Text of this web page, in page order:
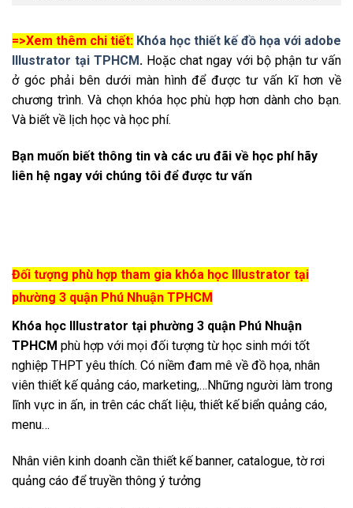
=>Xem thêm chi tiết: Khóa học thiết kế đồ họa với adobe
Illustrator tại TPHCM . Hoặc chat ngay với bộ phận tư vấn
ở góc phải bên dưới màn hình để được tư vấn kĩ hơn về
chương trình. Và chọn khóa học phù hợp hơn dành cho bạn.
Và biết về lịch học và học phí.
Bạn muốn biết thông tin và các ưu đãi về học phí hãy
liên hệ ngay với chúng tôi để được tư vấn
Đối tượng phù hợp tham gia khóa học Illustrator tại
phường 3 quận Phú Nhuận TPHCM
Khóa học Illustrator tại phường 3 quận Phú Nhuận
TPHCM phù hợp với mọi đối tượng từ học sinh mới tốt
nghiệp THPT yêu thích. Có niềm đam mê về đồ họa, nhân
viên thiết kế quảng cáo, marketing,…Những người làm trong
lĩnh vực in ấn, in trên các chất liệu, thiết kế biển quảng cáo,
menu…
Nhân viên kinh doanh cần thiết kế banner, catalogue, tờ rơi
quảng cáo để truyền thông ý tưởng